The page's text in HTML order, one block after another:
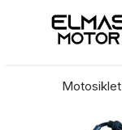
Motosiklet